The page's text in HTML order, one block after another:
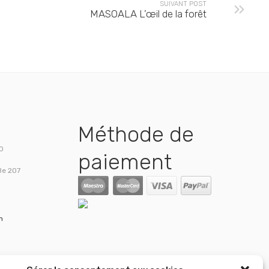
SUIVANT POST
MASOALA L’œil de la forêt
207
Méthode de
paiement